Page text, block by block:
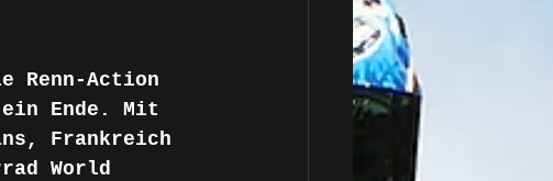
Renn-Action
Ende. Mit
Frankreich
World